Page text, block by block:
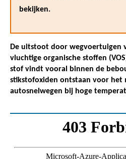
bekijken.
De uitstoot door wegvoertuigen
vluchtige organische stoffen
stof vindt vooral binnen de
stikstofoxiden ontstaan voor het
autosnelwegen bij hoge